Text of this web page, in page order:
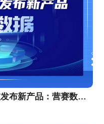
【大数据新秀】东信营销科技发布新产品：营赛数据，颠覆传统营销分析，小白秒变专家！